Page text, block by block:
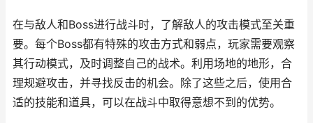
在与敌人和Boss进行战斗时，了解敌人的攻击模式至关重
要。每个Boss都有特殊的攻击方式和弱点，玩家需要观察
其行动模式，及时调整自己的战术。利用场地的地形，合
理规避攻击，并寻找反击的机会。除了这些之后，使用合
适的技能和道具，可以在战斗中取得意想不到的优势。